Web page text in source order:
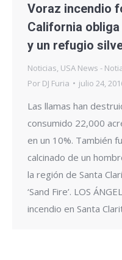
Voraz incendio
California
y un refugio
Noticias, USA News -
Por DJ Furia julio 24,
Las llamas han
consumido 22,000
en un 10%. También
calcinado de un
la región de Santa
‘Sand Fire’. LOS
incendio en Santa